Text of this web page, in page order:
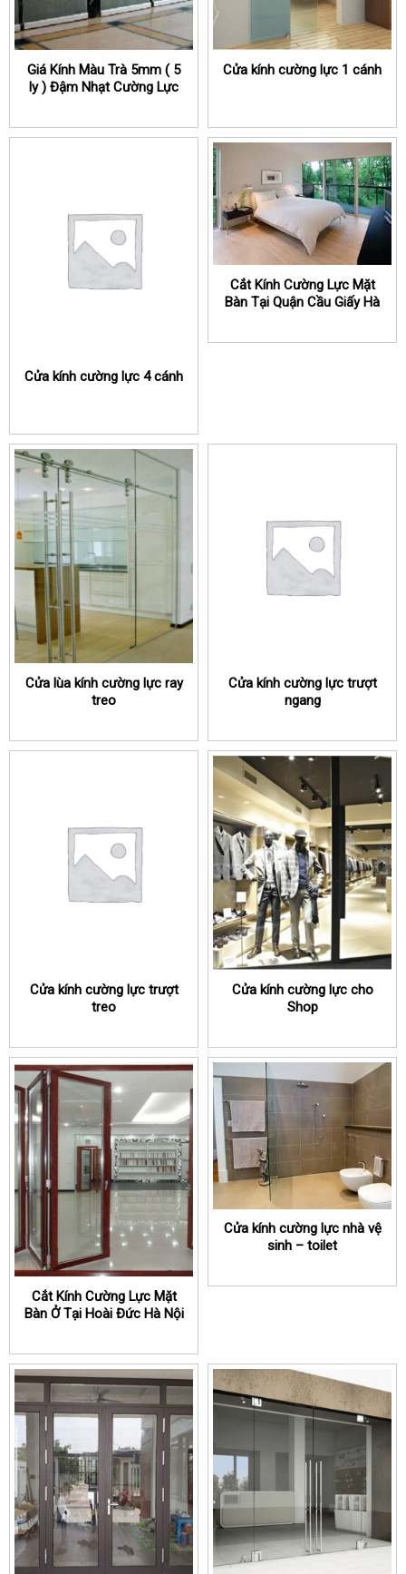
Giá Kính Màu Trà 5mm ( 5
ly ) Đậm Nhạt Cường Lực
Cửa kính cường lực 1 cánh
Cửa kính cường lực 4 cánh
Cắt Kính Cường Lực Mặt
Bàn Tại Quận Cầu Giấy Hà
Cửa lùa kính cường lực ray
treo
Cửa kính cường lực trượt
ngang
Cửa kính cường lực trượt
treo
Cửa kính cường lực cho
Shop
Cắt Kính Cường Lực Mặt
Bàn Ở Tại Hoài Đức Hà Nội
Cửa kính cường lực nhà vệ
sinh – toilet